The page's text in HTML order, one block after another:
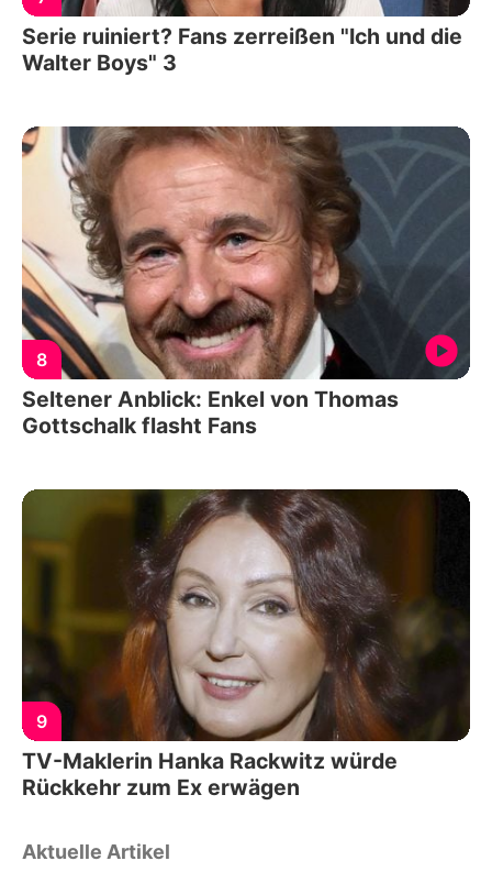
Serie ruiniert? Fans zerreißen "Ich und die
Walter Boys" 3
8
Seltener Anblick: Enkel von Thomas
Gottschalk flasht Fans
9
TV-Maklerin Hanka Rackwitz würde
Rückkehr zum Ex erwägen
Aktuelle Artikel